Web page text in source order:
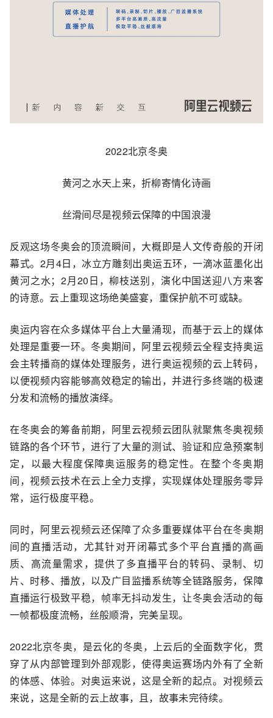
2022北京冬奥
黄河之水天上来，折柳寄情化诗画
丝滑间尽是视频云保障的中国浪漫
反观这场冬奥会的顶流瞬间，大概即是人文传奇般的开闭
幕式。2月4日，冰立方雕刻出奥运五环，一滴冰蓝墨化出
黄河之水；2月20日，柳枝送别，演化中国送迎八方来客
的诗意。云上重现这场绝美盛宴，重保护航不可或缺。
奥运内容在众多媒体平台上大量涌现，而基于云上的媒体
处理是重要一环。冬奥期间，阿里云视频云全程支持奥运
会主转播商的媒体处理服务，进行奥运视频的云上转码，
以便视频内容能够高效稳定的输出，并进行多终端的极速
分发和流畅的播放演绎。
在冬奥会的筹备前期，阿里云视频云团队就聚焦冬奥视频
链路的各个环节，进行了大量的测试、验证和应急预案制
定，以最大程度保障奥运服务的稳定性。在整个冬奥期
间，视频云技术在云上全力支撑，实现媒体处理服务零异
常，运行极度平稳。
同时，阿里云视频云还保障了众多重要媒体平台在冬奥期
间的直播活动，尤其针对开闭幕式多个平台直播的高画
质、高流量需求，提供了多直播平台的转码、录制、切
片、时移、播放，以及广目监播系统等全链路服务，保障
直播运行极致平稳，帧率无抖动发生，让冬奥会活动的每
一帧都极度流畅，丝般顺滑，完美呈现。
2022北京冬奥，是云化的冬奥，上云后的全面数字化，贯
穿了从内部管理到外部观影，使得奥运赛场内外有了全新
的体感、体验。对奥运来说，这是全新的起点。对视频云
来说，这是全新的云上故事，且，故事未完待续。